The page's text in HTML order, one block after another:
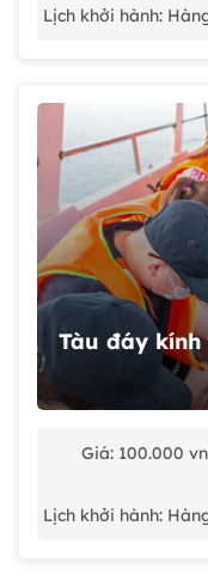
Lịch khởi hành:
Tàu đáy
Giá: 100.000
Lịch khởi hành: